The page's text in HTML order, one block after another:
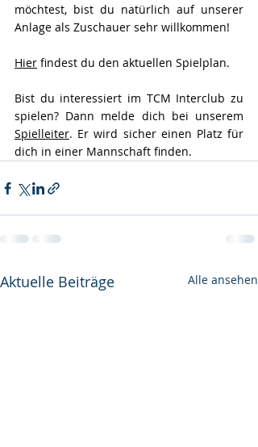
möchtest, bist du natürlich auf unserer
Anlage als Zuschauer sehr willkommen!
Hier findest du den aktuellen Spielplan.
Bist du interessiert im TCM Interclub zu
Spielleiter. Er wird sicher einen Platz für
dich in einer Mannschaft finden.
Aktuelle Beiträge Alle ansehen